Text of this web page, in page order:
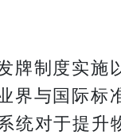
牌制度实
界与国际
统对于提